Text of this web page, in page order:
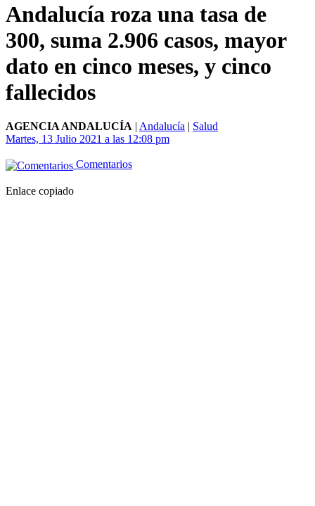
Andalucía roza una tasa de
300, suma 2.906 casos, mayor
dato en cinco meses, y cinco
fallecidos
AGENCIA ANDALUCÍA | Andalucía | Salud
Martes, 13 Julio 2021 a las 12:08 pm
Comentarios
Enlace copiado